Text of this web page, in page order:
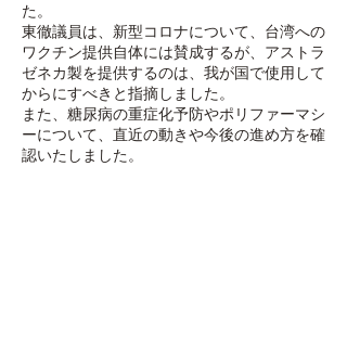
た。
東徹議員は、新型コロナについて、台湾への
ワクチン提供自体には賛成するが、アストラ
ゼネカ製を提供するのは、我が国で使用して
からにすべきと指摘しました。
また、糖尿病の重症化予防やポリファーマシ
ーについて、直近の動きや今後の進め方を確
認いたしました。